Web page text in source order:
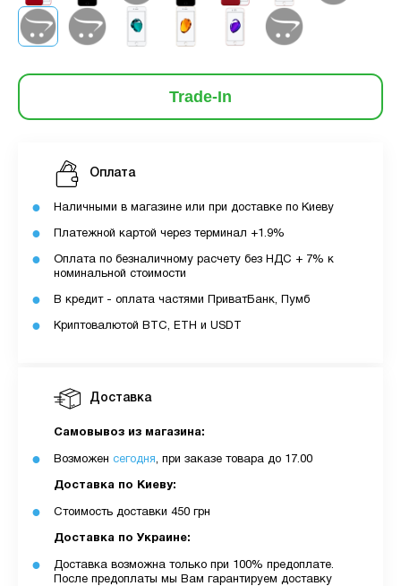
Trade-In
Доставка
Самовывоз из магазина:
Возможен сегодня, при заказе товара до 17.00
Доставка по Киеву:
Стоимость доставки 450 грн
Доставка по Украине:
Доставка возможна только при 100% предоплате.
После предоплаты мы Вам гарантируем доставку
Оплата
Наличными в магазине или при доставке по Киеву
Платежной картой через терминал +1.9%
Оплата по безналичному расчету без НДС + 7% к
номинальной стоимости
В кредит - оплата частями ПриватБанк, Пумб
Криптовалютой BTC, ETH и USDT